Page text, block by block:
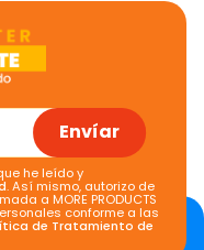
Envíar
he leído y
. Así mismo, autorizo de
a MORE PRODUCTS
conforme a las
de Tratamiento de